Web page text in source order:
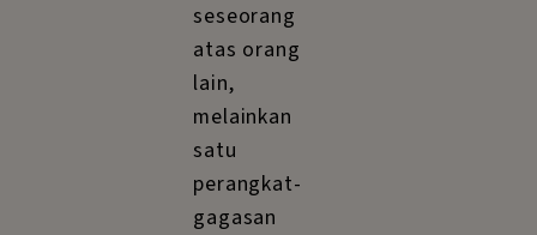
seseorang
atas orang
lain,
melainkan
satu
perangkat-
gagasan